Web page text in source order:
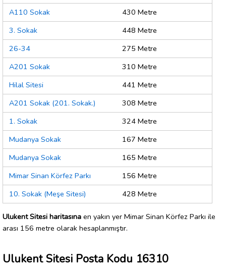
A110 Sokak
430 Metre
3. Sokak
448 Metre
26-34
275 Metre
A201 Sokak
310 Metre
Hilal Sitesi
441 Metre
A201 Sokak (201. Sokak.)
308 Metre
1. Sokak
324 Metre
Mudanya Sokak
167 Metre
Mudanya Sokak
165 Metre
Mimar Sinan Körfez Parkı
156 Metre
10. Sokak (Meşe Sitesi)
428 Metre
Ulukent Sitesi haritasına en yakın yer Mimar Sinan Körfez Parkı ile
arası 156 metre olarak hesaplanmıştır.
Ulukent Sitesi Posta Kodu 16310